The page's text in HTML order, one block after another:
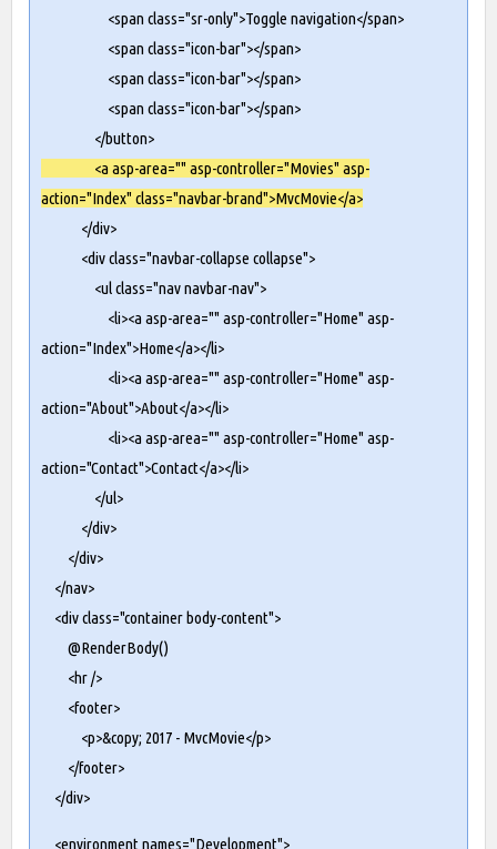
<span class="sr-only">Toggle navigation</span>
<span class="icon-bar"></span>
<span class="icon-bar"></span>
<span class="icon-bar"></span>
</button>
<a asp-area="" asp-controller="Movies" asp-
action="Index" class="navbar-brand">MvcMovie</a>
</div>
<div class="navbar-collapse collapse">
<ul class="nav navbar-nav">
<li><a asp-area="" asp-controller="Home" asp-
action="Index">Home</a></li>
<li><a asp-area="" asp-controller="Home" asp-
action="About">About</a></li>
<li><a asp-area="" asp-controller="Home" asp-
action="Contact">Contact</a></li>
</ul>
</div>
</div>
</nav>
<div class="container body-content">
@RenderBody()
<hr />
<footer>
<p>&copy; 2017 - MvcMovie</p>
</footer>
</div>
<environment names="Development">